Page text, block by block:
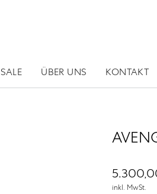
SALE ÜBER UNS KONTAKT
inkl. MwSt.